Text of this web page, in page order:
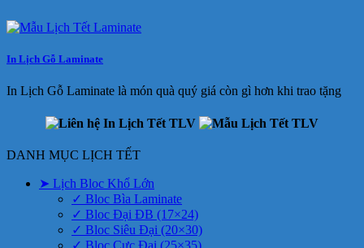
In Lịch Gỗ Laminate
In Lịch Gỗ Laminate là món quà quý giá còn gì hơn khi trao tặng
DANH MỤC LỊCH TẾT
➤ Lịch Bloc Khổ Lớn
✓ Bloc Bìa Laminate
✓ Bloc Đại ĐB (17×24)
✓ Bloc Siêu Đại (20×30)
✓ Bloc Cực Đại (25×35)